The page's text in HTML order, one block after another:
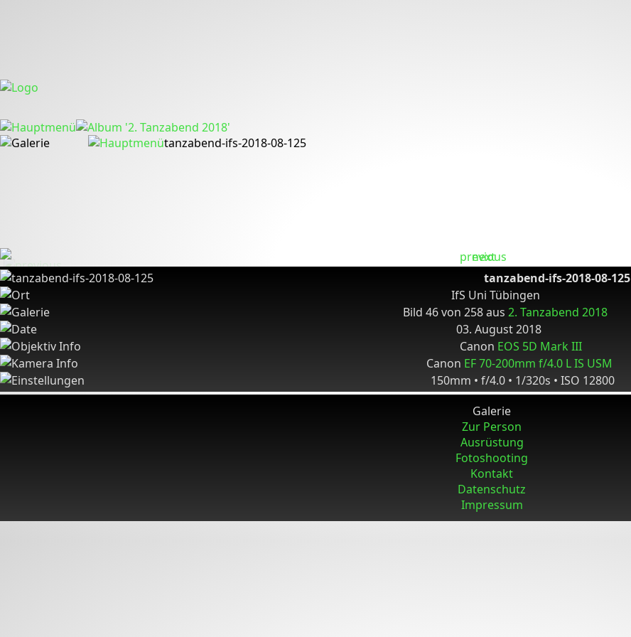
tanzabend-ifs-2018-08-125
tanzabend-ifs-2018-08-125
IfS Uni Tübingen
Bild 46 von 258 aus 2. Tanzabend 2018
03. August 2018
Canon EOS 5D Mark III
Canon EF 70-200mm f/4.0 L IS USM
150mm • f/4.0 • 1/320s • ISO 12800
Galerie
Zur Person
Ausrüstung
Fotoshooting
Kontakt
Datenschutz
Impressum